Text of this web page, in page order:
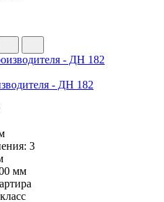
- ДН 182
3
мм